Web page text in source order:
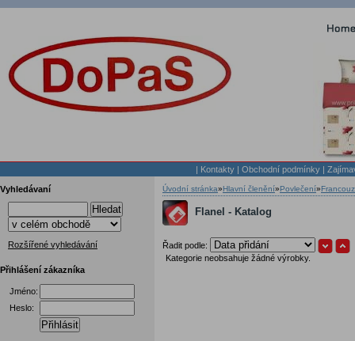
| Kontakty | Obchodní podmínky |
Vyhledávaní
Hledat
Rozšířené vyhledávání
Přihlášení zákazníka
Jméno:
Heslo:
Přihlásit
Úvodní stránka»Hlavní členění»Povlečení»
Flanel - Katalog
Řadit podle:
Kategorie neobsahuje žádné výrobky.